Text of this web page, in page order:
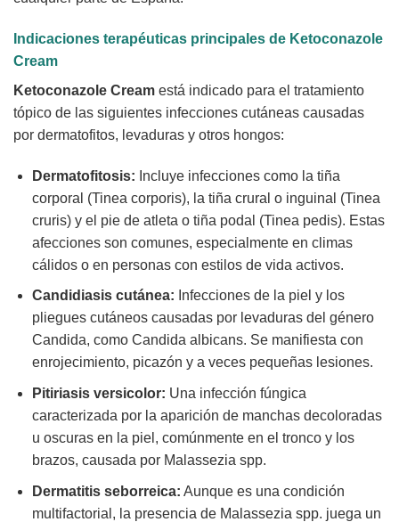
Indicaciones terapéuticas principales de Ketoconazole
Cream
Ketoconazole Cream está indicado para el tratamiento
tópico de las siguientes infecciones cutáneas causadas
por dermatofitos, levaduras y otros hongos:
Dermatofitosis: Incluye infecciones como la tiña
corporal (Tinea corporis), la tiña crural o inguinal (Tinea
cruris) y el pie de atleta o tiña podal (Tinea pedis). Estas
afecciones son comunes, especialmente en climas
cálidos o en personas con estilos de vida activos.
Candidiasis cutánea: Infecciones de la piel y los
pliegues cutáneos causadas por levaduras del género
Candida, como Candida albicans. Se manifiesta con
enrojecimiento, picazón y a veces pequeñas lesiones.
Pitiriasis versicolor: Una infección fúngica
caracterizada por la aparición de manchas decoloradas
u oscuras en la piel, comúnmente en el tronco y los
brazos, causada por Malassezia spp.
Dermatitis seborreica: Aunque es una condición
multifactorial, la presencia de Malassezia spp. juega un